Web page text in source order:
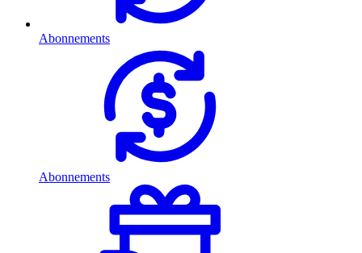
Abonnements
Abonnements